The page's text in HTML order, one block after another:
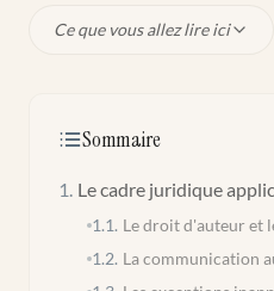
Ce que vous allez lire ici
Sommaire
1. Le cadre juridique
1.1. Le droit d'auteur et
1.2. La communication